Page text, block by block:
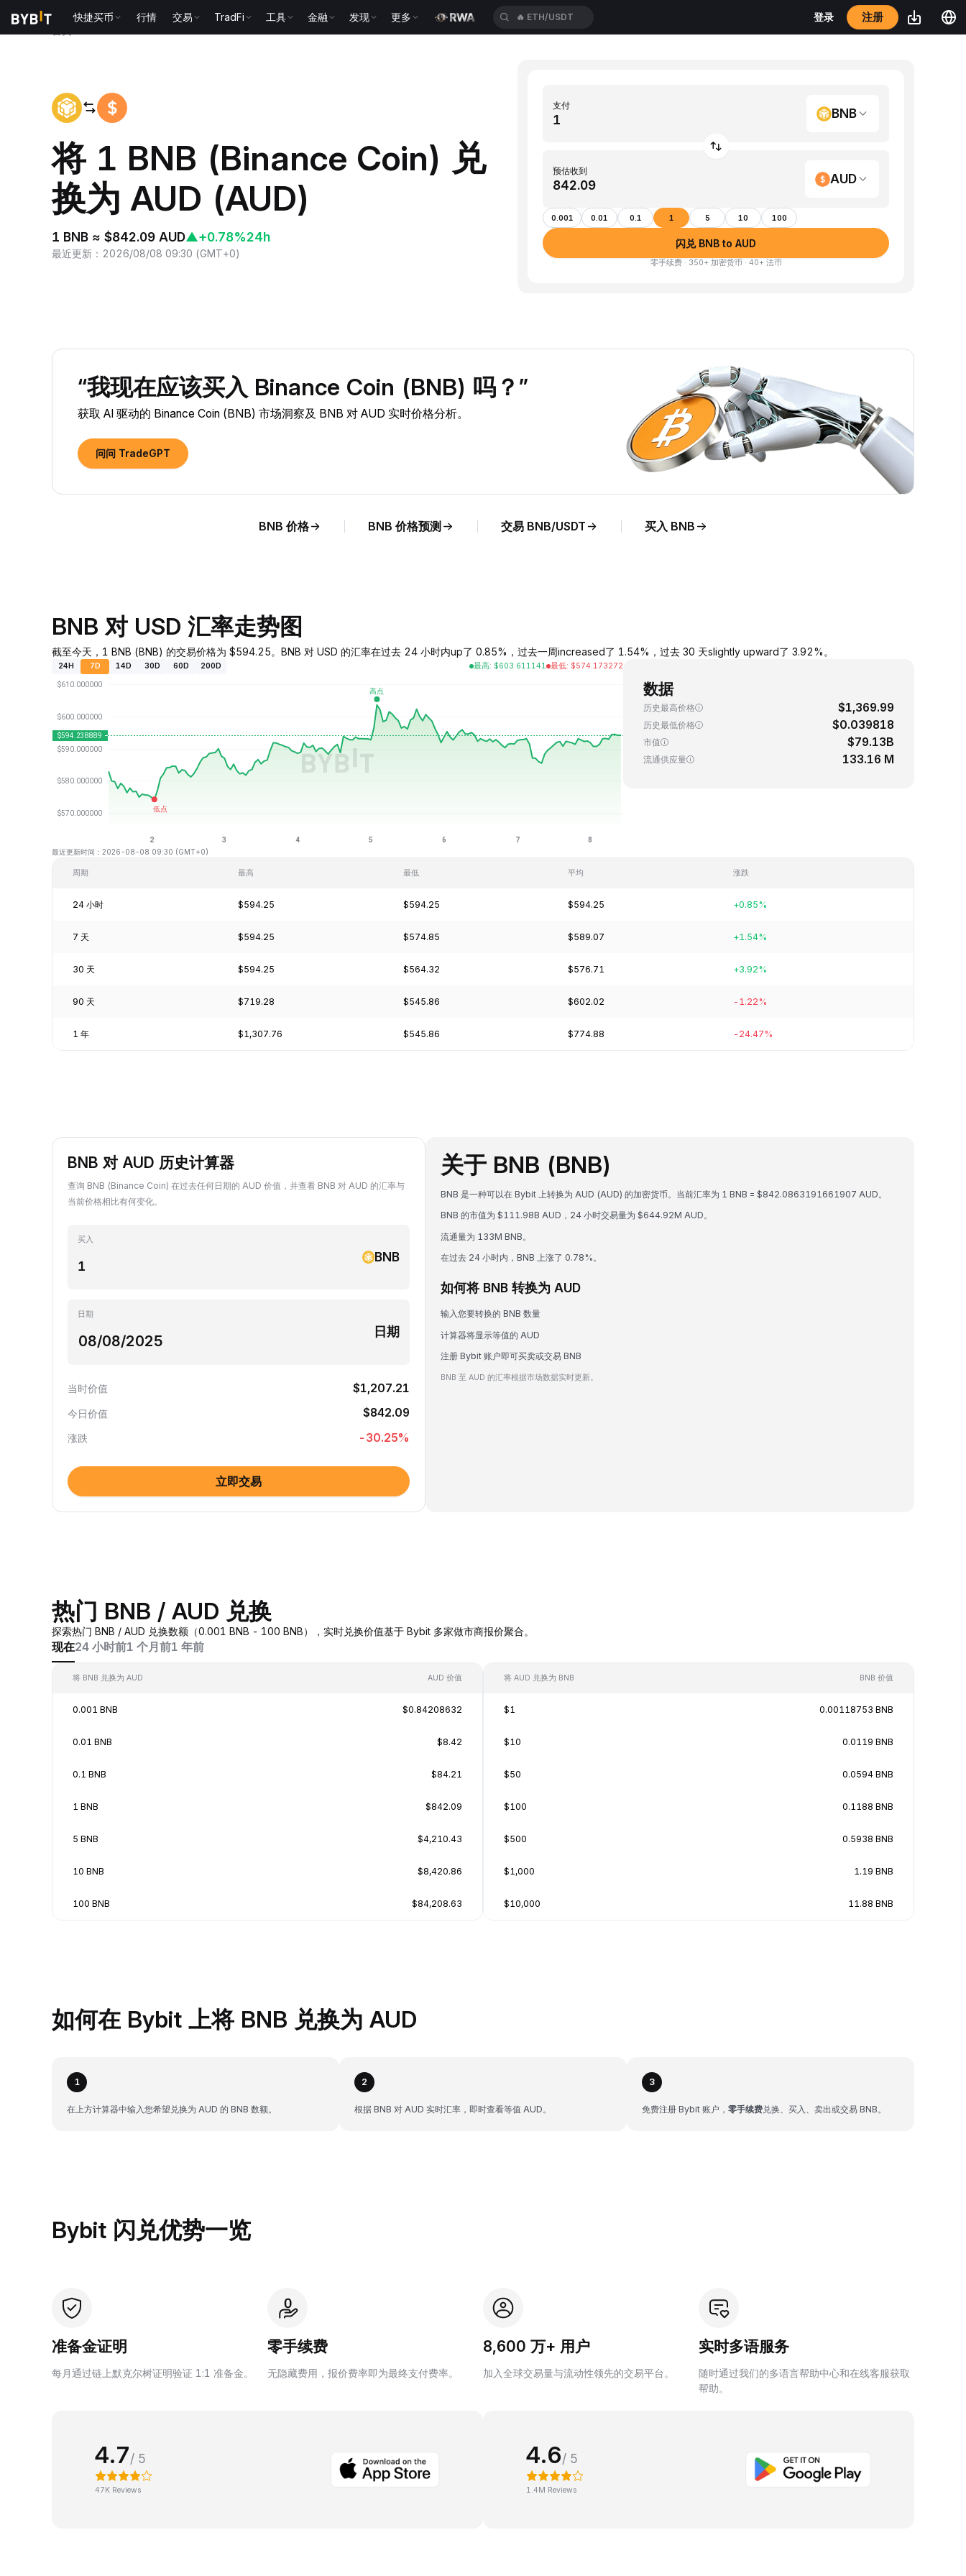
快捷买币 行情 交易 TradFi 工具 金融 发现 更多 🔥 ETH/USDT 登录 注册
将 1 BNB (Binance Coin) 兑
换为 AUD (AUD)
1 BNB ≈ $842.09 AUD▲+0.78%24h
最近更新 ： 2026/08/08 09:30 (GMT+0)
支付
BNB
预估收到
AUD
0.001 0.01 0.1 1 5 10 100
闪兑 BNB to AUD
零手续费 · 350+ 加密货币 · 40+ 法币
“我现在应该买入 Binance Coin (BNB) 吗？”
获取 AI 驱动的 Binance Coin (BNB) 市场洞察及 BNB 对 AUD 实时价格分析。
问问 TradeGPT
BNB 价格 BNB 价格预测 交易 BNB/USDT 买入 BNB
BNB 对 USD 汇率走势图
截至今天，1 BNB (BNB) 的交易价格为 $594.25。BNB 对 USD 的汇率在过去 24 小时内up了 0.85%，过去一周increased了 1.54%，过去 30 天slightly upward了 3.92%。
24H 7D 14D 30D 60D 200D 最高: $603.611141 最低: $574.173272
最近更新时间：2026-08-08 09:30 (GMT+0)
数据
历史最高价格 $1,369.99
历史最低价格 $0.039818
市值 $79.13B
流通供应量 133.16 M
周期 最高 最低 平均 涨跌
24 小时 $594.25 $594.25 $594.25 +0.85%
7 天 $594.25 $574.85 $589.07 +1.54%
30 天 $594.25 $564.32 $576.71 +3.92%
90 天 $719.28 $545.86 $602.02 -1.22%
1 年 $1,307.76 $545.86 $774.88 -24.47%
BNB 对 AUD 历史计算器
查询 BNB (Binance Coin) 在过去任何日期的 AUD 价值，并查看 BNB 对 AUD 的汇率与
当前价格相比有何变化。
买入
BNB
日期
日期
当时价值 $1,207.21
今日价值 $842.09
涨跌 -30.25%
立即交易
关于 BNB (BNB)
BNB 是一种可以在 Bybit 上转换为 AUD (AUD) 的加密货币。当前汇率为 1 BNB = $842.0863191661907 AUD。
BNB 的市值为 $111.98B AUD，24 小时交易量为 $644.92M AUD。
流通量为 133M BNB。
在过去 24 小时内，BNB 上涨了 0.78%。
如何将 BNB 转换为 AUD
输入您要转换的 BNB 数量
计算器将显示等值的 AUD
注册 Bybit 账户即可买卖或交易 BNB
BNB 至 AUD 的汇率根据市场数据实时更新。
热门 BNB / AUD 兑换
探索热门 BNB / AUD 兑换数额（0.001 BNB - 100 BNB），实时兑换价值基于 Bybit 多家做市商报价聚合。
现在24 小时前1 个月前1 年前
将 BNB 兑换为 AUD AUD 价值
0.001 BNB $0.84208632
0.01 BNB $8.42
0.1 BNB $84.21
1 BNB $842.09
5 BNB $4,210.43
10 BNB $8,420.86
100 BNB $84,208.63
将 AUD 兑换为 BNB BNB 价值
$1 0.00118753 BNB
$10 0.0119 BNB
$50 0.0594 BNB
$100 0.1188 BNB
$500 0.5938 BNB
$1,000 1.19 BNB
$10,000 11.88 BNB
如何在 Bybit 上将 BNB 兑换为 AUD
1
在上方计算器中输入您希望兑换为 AUD 的 BNB 数额。
2
根据 BNB 对 AUD 实时汇率，即时查看等值 AUD。
3
免费注册 Bybit 账户， 零手续费 兑换、买入、卖出或交易 BNB。
Bybit 闪兑优势一览
准备金证明
每月通过链上默克尔树证明验证 1:1 准备金。
零手续费
无隐藏费用，报价费率即为最终支付费率。
8,600 万+ 用户
加入全球交易量与流动性领先的交易平台。
实时多语服务
随时通过我们的多语言帮助中心和在线客服获取
帮助。
4.7/ 5
47K Reviews
4.6/ 5
1.4M Reviews